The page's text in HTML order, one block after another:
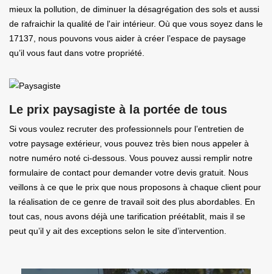
mieux la pollution, de diminuer la désagrégation des sols et aussi
de rafraichir la qualité de l'air intérieur. Où que vous soyez dans le
17137, nous pouvons vous aider à créer l’espace de paysage
qu’il vous faut dans votre propriété.
Le prix paysagiste à la portée de tous
Si vous voulez recruter des professionnels pour l’entretien de
votre paysage extérieur, vous pouvez très bien nous appeler à
notre numéro noté ci-dessous. Vous pouvez aussi remplir notre
formulaire de contact pour demander votre devis gratuit. Nous
veillons à ce que le prix que nous proposons à chaque client pour
la réalisation de ce genre de travail soit des plus abordables. En
tout cas, nous avons déjà une tarification préétablit, mais il se
peut qu’il y ait des exceptions selon le site d’intervention.